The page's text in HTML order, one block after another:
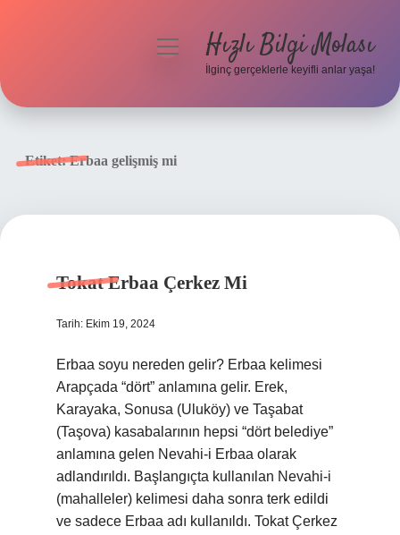
menüyüHızlı Bilgi Molası
İlginç gerçeklerle keyifli anlar yaşa!
Etiket:Erbaa gelişmiş mi
Tokat Erbaa Çerkez Mi
Tarih: Ekim 19, 2024
Erbaa soyu nereden gelir? Erbaa kelimesi
Arapçada “dört” anlamına gelir. Erek,
Karayaka, Sonusa (Uluköy) ve Taşabat
(Taşova) kasabalarının hepsi “dört belediye”
anlamına gelen Nevahi-i Erbaa olarak
adlandırıldı. Başlangıçta kullanılan Nevahi-i
(mahalleler) kelimesi daha sonra terk edildi
ve sadece Erbaa adı kullanıldı. Tokat Çerkez